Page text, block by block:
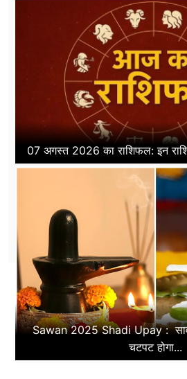
07 अगस्त 2026 का राशिफल: इन राशि
Sawan 2025 Shadi Upay :
चटपट होगा...